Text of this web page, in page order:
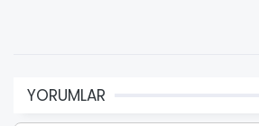
YORUMLAR